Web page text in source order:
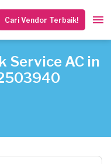
Cari Vendor Terbaik!
Service AC in